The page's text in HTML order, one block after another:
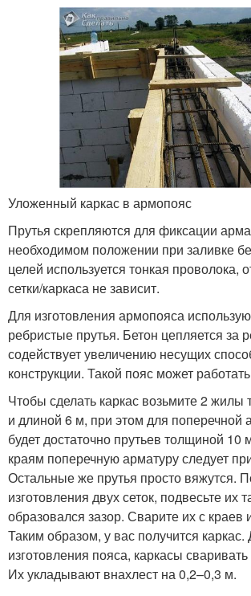
Уложенный каркас в армопояс
Прутья скрепляются для фиксации
необходимом положении при заливке
целей используется тонкая проволока,
сетки/каркаса не зависит.
Для изготовления армопояса
ребристые прутья. Бетон цепляется за
содействует увеличению несущих
конструкции. Такой пояс может
Чтобы сделать каркас возьмите 2
и длиной 6 м, при этом для поперечной
будет достаточно прутьев толщиной 10
краям поперечную арматуру следует
Остальные же прутья просто вяжутся.
изготовления двух сеток, подвесьте их
образовался зазор. Сварите их с краев
Таким образом, у вас получится каркас.
изготовления пояса, каркасы
Их укладывают внахлест на 0,2–0,3 м.